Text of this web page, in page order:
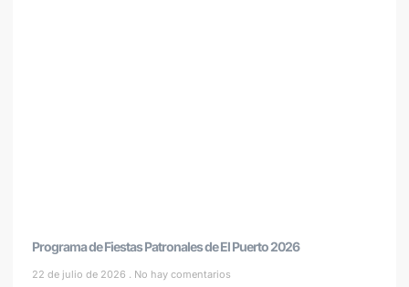
Programa de Fiestas Patronales de El Puerto 2026
22 de julio de 2026 No hay comentarios